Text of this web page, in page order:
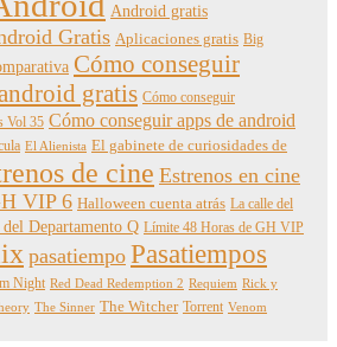
Android gratis
Gratis Aplicaciones gratis Big
Cómo conseguir
gratis Cómo conseguir
Vol 35 Cómo conseguir apps de android
El Alienista El gabinete de curiosidades de
de cine Estrenos en cine
VIP 6 Halloween cuenta atrás La calle del
del Departamento Q Límite 48 Horas de GH VIP
pasatiempo Pasatiempos
Night Red Dead Redemption 2 Requiem Rick y
The Sinner The Witcher Torrent Venom